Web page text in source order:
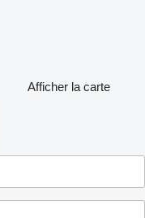
Afficher la carte